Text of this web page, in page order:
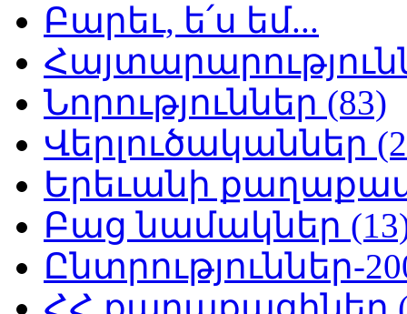
Բարեւ, ե՛ս եմ...
Նորություններ (83)
Վերլուծականներ
Երեւանի
Բաց նամակներ
Ընտրություններ-